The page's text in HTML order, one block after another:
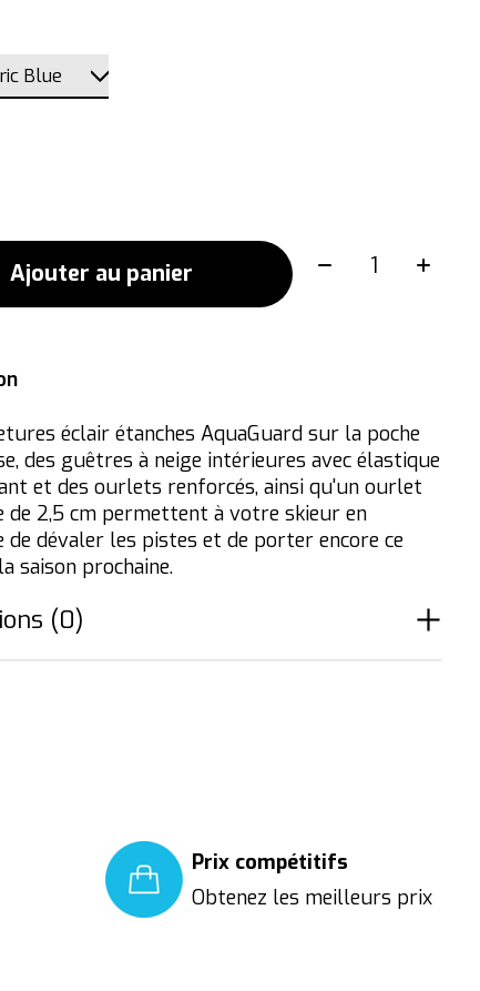
Ajouter au panier
Quantité:
éclair étanches AquaGuard sur la poche
des guêtres à neige intérieures avec élastique
et des ourlets renforcés, ainsi qu'un ourlet
de 2,5 cm permettent à votre skieur en
de dévaler les pistes et de porter encore ce
saison prochaine.
(0)
Prix compétitifs
Obtenez les meilleurs prix